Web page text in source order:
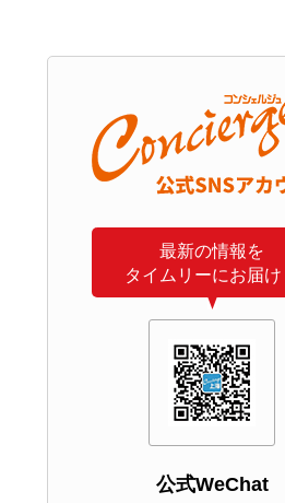
最新の情報を
タイムリーにお届け
公式WeChat